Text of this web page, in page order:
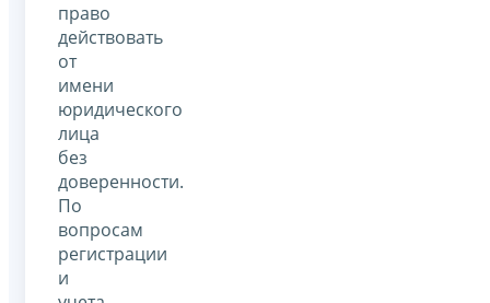
право
действовать
от
имени
юридического
лица
без
доверенности.
По
вопросам
регистрации
и